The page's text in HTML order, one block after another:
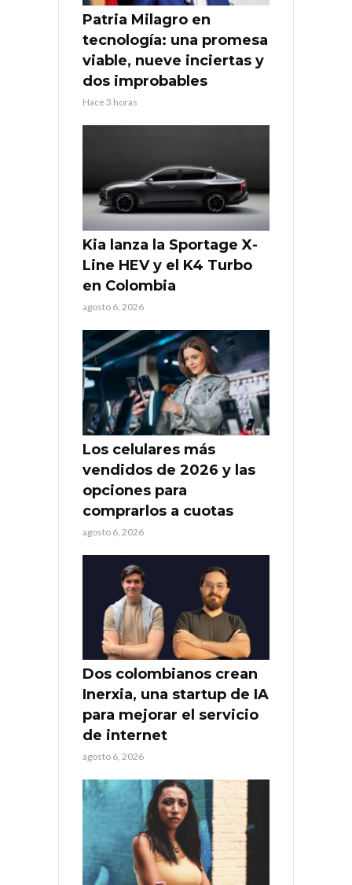
Patria Milagro en
tecnología: una promesa
viable, nueve inciertas y
dos improbables
Hace 3 horas
Kia lanza la Sportage X-
Line HEV y el K4 Turbo
en Colombia
agosto 6, 2026
Los celulares más
vendidos de 2026 y las
opciones para
comprarlos a cuotas
agosto 6, 2026
Dos colombianos crean
Inerxia, una startup de IA
para mejorar el servicio
de internet
agosto 6, 2026